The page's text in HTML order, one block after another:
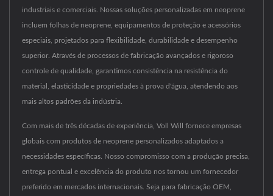
industriais e comerciais. Nossas soluções personalizadas em neoprene
incluem folhas de neoprene, equipamentos de proteção e acessórios
especiais, projetados para flexibilidade, durabilidade e desempenho
superior. Através de processos de fabricação avançados e rigoroso
controle de qualidade, garantimos consistência na resistência do
material, elasticidade e propriedades à prova d'água, atendendo aos
mais altos padrões da indústria.
Com mais de três décadas de experiência, Voll Will fornece empresas
globais com produtos de neoprene personalizados adaptados a
necessidades específicas. Nosso compromisso com a produção precisa,
entrega pontual e excelência do produto nos tornou um fornecedor
preferido em mercados internacionais. Seja para fabricação OEM,